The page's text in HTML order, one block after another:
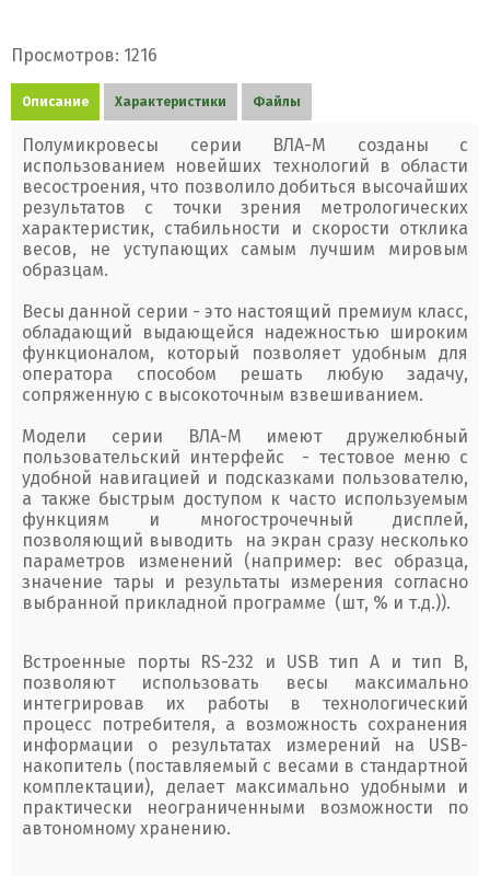
Просмотров: 1216
Описание Характеристики Файлы
Полумикровесы серии ВЛА-М созданы с
использованием новейших технологий в области
весостроения, что позволило добиться высочайших
результатов с точки зрения метрологических
характеристик, стабильности и скорости отклика
весов, не уступающих самым лучшим мировым
образцам.
Весы данной серии - это настоящий премиум класс,
обладающий выдающейся надежностью широким
функционалом, который позволяет удобным для
оператора способом решать любую задачу,
сопряженную с высокоточным взвешиванием.
Модели серии ВЛА-М имеют дружелюбный
пользовательский интерфейс - тестовое меню с
удобной навигацией и подсказками пользователю,
а также быстрым доступом к часто используемым
функциям и многострочечный дисплей,
позволяющий выводить на экран сразу несколько
параметров изменений (например: вес образца,
значение тары и результаты измерения согласно
выбранной прикладной программе (шт, % и т.д.)).
Встроенные порты RS-232 и USB тип А и тип В,
позволяют использовать весы максимально
интегрировав их работы в технологический
процесс потребителя, а возможность сохранения
информации о результатах измерений на USB-
накопитель (поставляемый с весами в стандартной
комплектации), делает максимально удобными и
практически неограниченными возможности по
автономному хранению.